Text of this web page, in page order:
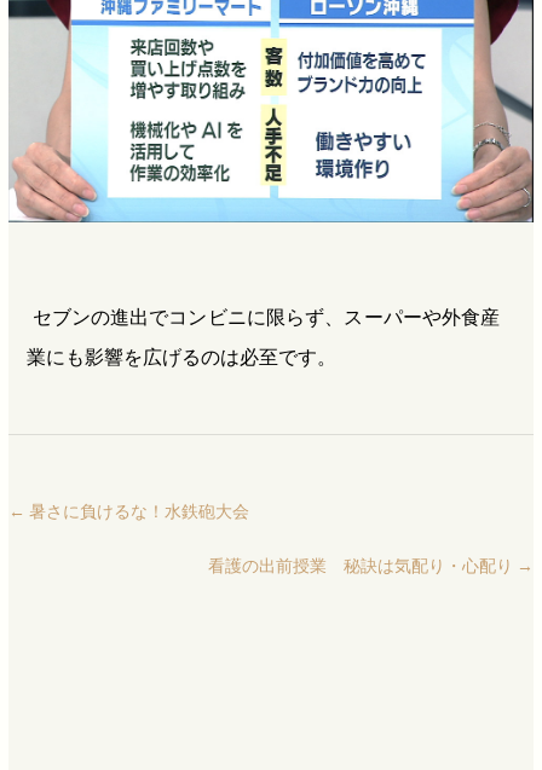
セブンの進出でコンビニに限らず、スーパーや外食産
業にも影響を広げるのは必至です。
← 暑さに負けるな！水鉄砲大会
看護の出前授業 秘訣は気配り・心配り →